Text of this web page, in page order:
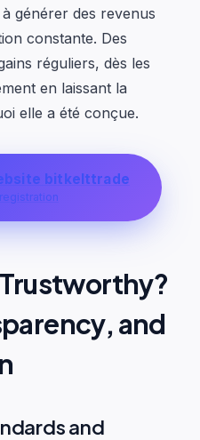
générer des revenus
constante. Des
réguliers, dès les
en laissant la
elle a été conçue.
bitkelttrade
and
and